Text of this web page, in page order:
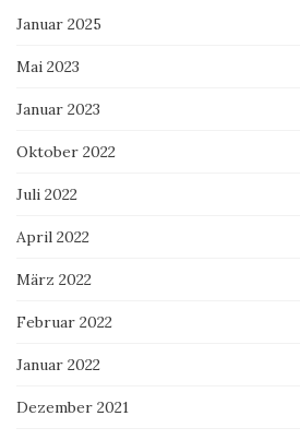
Januar 2025
Mai 2023
Januar 2023
Oktober 2022
Juli 2022
April 2022
März 2022
Februar 2022
Januar 2022
Dezember 2021